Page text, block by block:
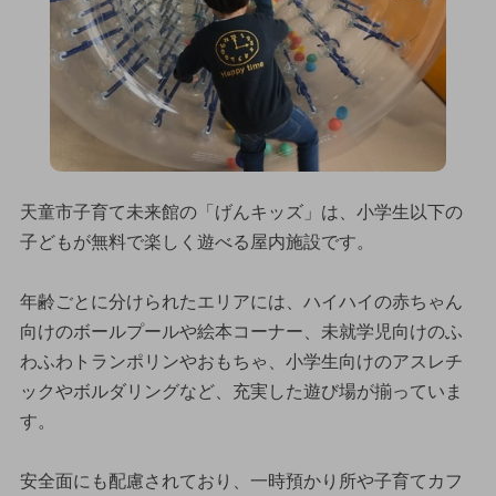
天童市子育て未来館の「げんキッズ」は、小学生以下の
子どもが無料で楽しく遊べる屋内施設です。
年齢ごとに分けられたエリアには、ハイハイの赤ちゃん
向けのボールプールや絵本コーナー、未就学児向けのふ
わふわトランポリンやおもちゃ、小学生向けのアスレチ
ックやボルダリングなど、充実した遊び場が揃っていま
す。
安全面にも配慮されており、一時預かり所や子育てカフ